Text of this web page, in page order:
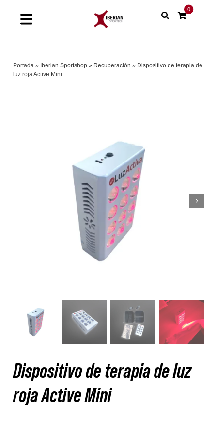
Toggle
Nuestras marcas
0
Portada » Iberian Sportshop » Recuperación » Dispositivo de terapia de
luz roja Active Mini
Dispositivo de terapia de luz
roja Active Mini